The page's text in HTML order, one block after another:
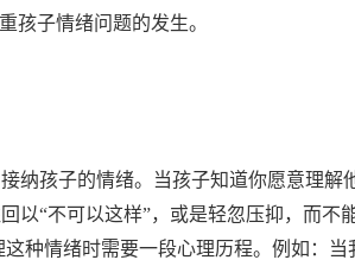
孩子情绪问题的发生。
孩子的情绪。当孩子知道你愿意理解
以“不可以这样”，或是轻忽压抑，而不
种情绪时需要一段心理历程。例如：当